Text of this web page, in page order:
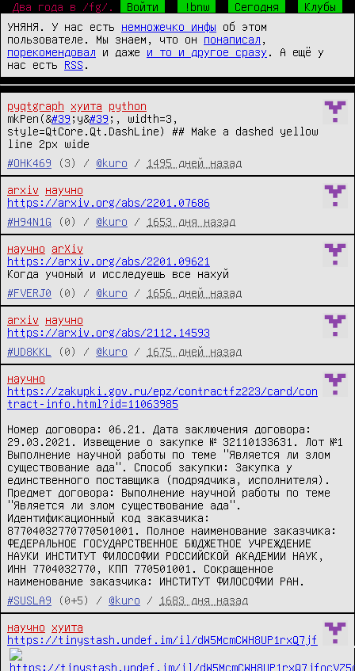
Два года в /fg/. Войти !bnw Сегодня
Клубы
УНЯНЯ. У нас есть немножечко инфы об этом
пользователе. Мы знаем, что он понаписал
порекомендовал и даже и то и другое сразу . А ещё у
нас есть RSS
pyqtgraph хуита
python
mkPen(&#39 ;y&#39 ;, width=3,
style=QtCore.Qt.DashLine) ## Make a dashed yellow
line 2px wide
#OHK469
(3) / @kuro / 1495 дней назад
arxiv
научно
https://arxiv.org/abs/2201.07686
#H94N1G
(0) / @kuro / 1653 дня назад
научно
arXiv
https://arxiv.org/abs/2201.09621
Когда учоный и исследуешь все нахуй
#FVERJ0
(0) / @kuro / 1656 дней назад
arxiv
научно
https://arxiv.org/abs/2112.14593
#UD8KKL
(0) / @kuro / 1675 дней назад
научно
https://zakupki.gov.ru/epz/contractfz223/card/con
tract-info.html?id=11063985
Номер договора: 06.21. Дата заключения договора:
29.03.2021. Извещение о закупке № 32110133631. Лот №1
Выполнение научной работы по теме "Является ли злом
существование ада". Способ закупки: Закупка у
единственного поставщика (подрядчика, исполнителя).
Предмет договора: Выполнение научной работы по теме
"Является ли злом существование ада".
Идентификационный код заказчика:
87704032770770501001. Полное наименование заказчика:
ФЕДЕРАЛЬНОЕ ГОСУДАРСТВЕННОЕ БЮДЖЕТНОЕ УЧРЕЖДЕНИЕ
НАУКИ ИНСТИТУТ ФИЛОСОФИИ РОССИЙСКОЙ АКАДЕМИИ НАУК,
ИНН 7704032770, КПП 770501001. Сокращенное
наименование заказчика: ИНСТИТУТ ФИЛОСОФИИ РАН.
#SUSLA9
(0+5) / @kuro / 1683 дня назад
научно
хуита
https://tinystash.undef.im/il/dW5McmCWH8UP1rxQ7jf